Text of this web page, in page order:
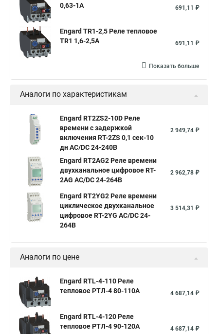
0,63-1A
691,11 ₽
Engard TR1-2,5 Реле тепловое
TR1 1,6-2,5A
691,11 ₽
Показать больше
Аналоги по характеристикам
Engard RT2ZS2-10D Реле
времени с задержкой
включения RT-2ZS 0,1 сек-10
дн АС/DC 24-240В
2 949,74 ₽
Engard RT2AG2 Реле времени
двухканальное цифровое RT-
2AG АС/DC 24-264В
2 962,78 ₽
Engard RT2YG2 Реле времени
циклическое двухканальное
цифровое RT-2YG АС/DC 24-
264В
3 514,31 ₽
Аналоги по цене
Engard RTL-4-110 Реле
тепловое РТЛ-4 80-110A
4 687,14 ₽
Engard RTL-4-120 Реле
тепловое РТЛ-4 90-120A
4 687,14 ₽